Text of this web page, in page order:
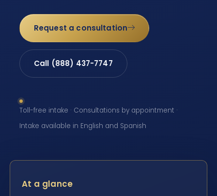
Request a consultation
Call (888) 437-7747
Toll-free intake · Consultations by appointment ·
Intake available in English and Spanish
At a glance